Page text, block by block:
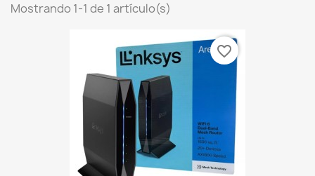
Mostrando 1-1 de 1 artículo(s)
favorite_border